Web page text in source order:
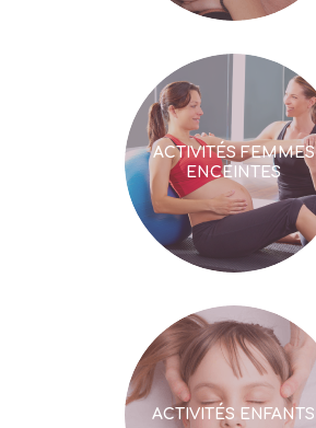
ACTIVITÉS FEMMES
ENCEINTES
ACTIVITÉS ENFANTS